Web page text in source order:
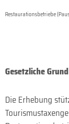
Restaurationsbetriebe
Gesetzliche
Die Erhebung